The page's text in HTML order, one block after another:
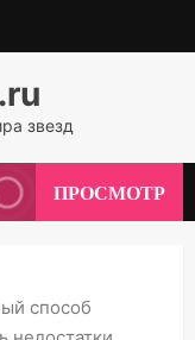
звезд
ПРОСМОТР
способ